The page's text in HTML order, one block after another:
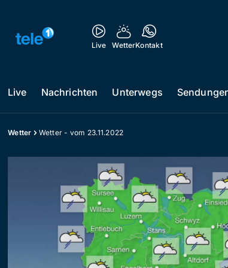
Live WetterKontakt
Live Nachrichten Unterwegs
Wetter Wetter - vom 23.11.2022